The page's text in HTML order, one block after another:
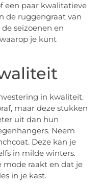
een paar kwalitatieve
de ruggengraat van
seizoenen en
je kunt
in kwaliteit.
maar deze stukken
uit dan hun
Neem
Deze kan je
in milde winters.
mode raakt en dat je
in je kast.